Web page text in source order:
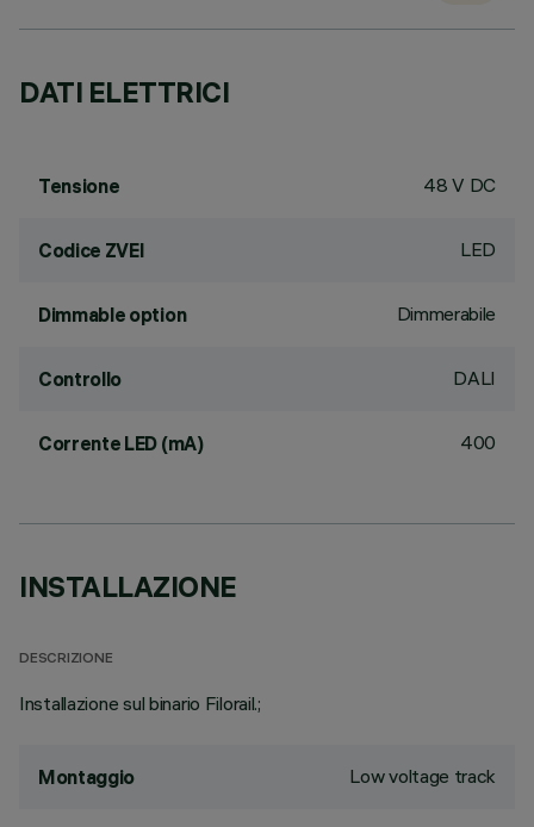
DATI ELETTRICI
Tensione 48 V DC
Codice ZVEI LED
Dimmable option Dimmerabile
Controllo DALI
Corrente LED (mA) 400
INSTALLAZIONE
DESCRIZIONE
Installazione sul binario Filorail.;
Montaggio Low voltage track